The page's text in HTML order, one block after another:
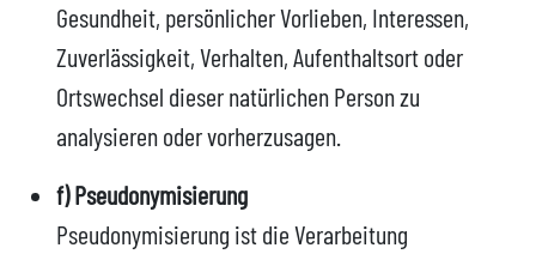
Gesundheit, persönlicher Vorlieben, Interessen,
Zuverlässigkeit, Verhalten, Aufenthaltsort oder
Ortswechsel dieser natürlichen Person zu
analysieren oder vorherzusagen.
f) Pseudonymisierung
Pseudonymisierung ist die Verarbeitung